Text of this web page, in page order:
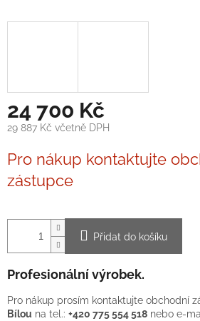
24 700 Kč
29 887 Kč včetně DPH
cena:
Pro nákup kontaktujte
zástupce
Přidat do košíku
Profesionální výrobek.
Pro nákup prosím kontaktujte obchodní
Bílou na tel.: +420 775 554 518 nebo e-